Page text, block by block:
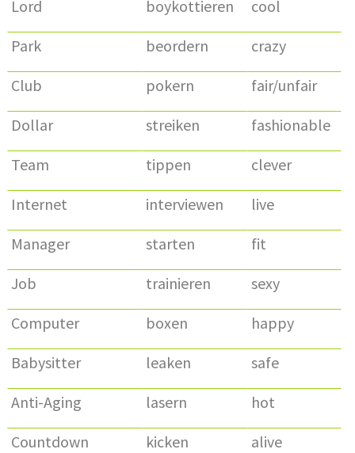
Lord boykottieren
cool
Park
beordern
crazy
Club
pokern
fair/unfair
Dollar
streiken
fashionable
Team
tippen
clever
Internet
interviewen
live
Manager
starten
fit
Job
trainieren
sexy
Computer
boxen
happy
Babysitter
leaken
safe
Anti-Aging
lasern
hot
Countdown
kicken
alive